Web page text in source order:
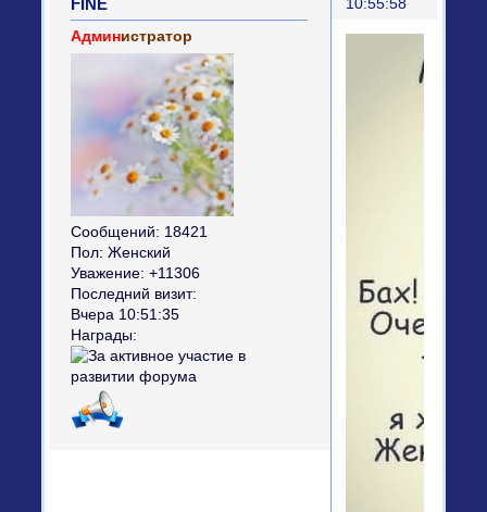
10:55:58
Администратор
Сообщений: 18421
Пол: Женский
Уважение: +11306
Последний визит:
Вчера 10:51:35
Награды: